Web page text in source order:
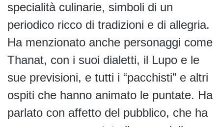
specialità culinarie, simboli di un
periodico ricco di tradizioni e di allegria.
Ha menzionato anche personaggi come
Thanat, con i suoi dialetti, il Lupo e le
sue previsioni, e tutti i “pacchisti” e altri
ospiti che hanno animato le puntate. Ha
parlato con affetto del pubblico, che ha